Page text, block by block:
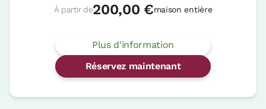
À partir de200,00 €maison entière
Plus d'information
Réservez maintenant